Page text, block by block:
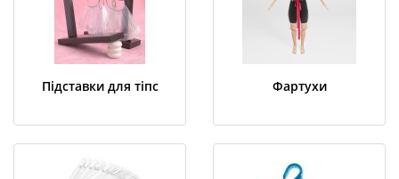
Підставки для тіпс Фартухи